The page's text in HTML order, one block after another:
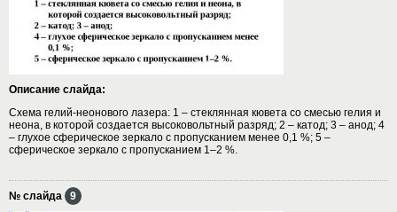
Описание слайда:
Схема гелий-неонового лазера: 1 – стеклянная кювета со смесью гелия и
неона, в которой создается высоковольтный разряд; 2 – катод; 3 – анод; 4
– глухое сферическое зеркало с пропусканием менее 0,1 %; 5 –
сферическое зеркало с пропусканием 1–2 %.
№ слайда 9